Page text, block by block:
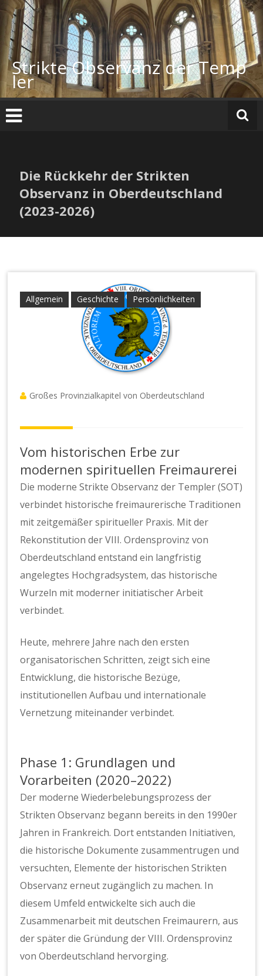
Zum
Inhalt
springen
Strikte Observanz der Temp
ler
Die Rückkehr der Strikten
Observanz in Oberdeutschland
(2023-2026)
Allgemein Geschichte Persönlichkeiten
Großes Provinzialkapitel von Oberdeutschland
Vom historischen Erbe zur
modernen spirituellen Freimaurerei
Die moderne Strikte Observanz der Templer (SOT)
verbindet historische freimaurerische Traditionen
mit zeitgemäßer spiritueller Praxis. Mit der
Rekonstitution der VIII. Ordensprovinz von
Oberdeutschland entstand ein langfristig
angelegtes Hochgradsystem, das historische
Wurzeln mit moderner initiatischer Arbeit
verbindet.
Heute, mehrere Jahre nach den ersten
organisatorischen Schritten, zeigt sich eine
Entwicklung, die historische Bezüge,
institutionellen Aufbau und internationale
Vernetzung miteinander verbindet.
Phase 1: Grundlagen und
Vorarbeiten (2020–2022)
Der moderne Wiederbelebungsprozess der
Strikten Observanz begann bereits in den 1990er
Jahren in Frankreich. Dort entstanden Initiativen,
die historische Dokumente zusammentrugen und
versuchten, Elemente der historischen Strikten
Observanz erneut zugänglich zu machen. In
diesem Umfeld entwickelte sich auch die
Zusammenarbeit mit deutschen Freimaurern, aus
der später die Gründung der VIII. Ordensprovinz
von Oberdeutschland hervorging.